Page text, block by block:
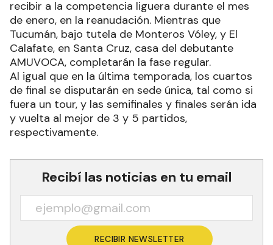
recibir a la competencia liguera durante el mes
de enero, en la reanudación. Mientras que
Tucumán, bajo tutela de Monteros Vóley, y El
Calafate, en Santa Cruz, casa del debutante
AMUVOCA, completarán la fase regular.
Al igual que en la última temporada, los cuartos
de final se disputarán en sede única, tal como si
fuera un tour, y las semifinales y finales serán ida
y vuelta al mejor de 3 y 5 partidos,
respectivamente.
Recibí las noticias en tu email
RECIBIR NEWSLETTER